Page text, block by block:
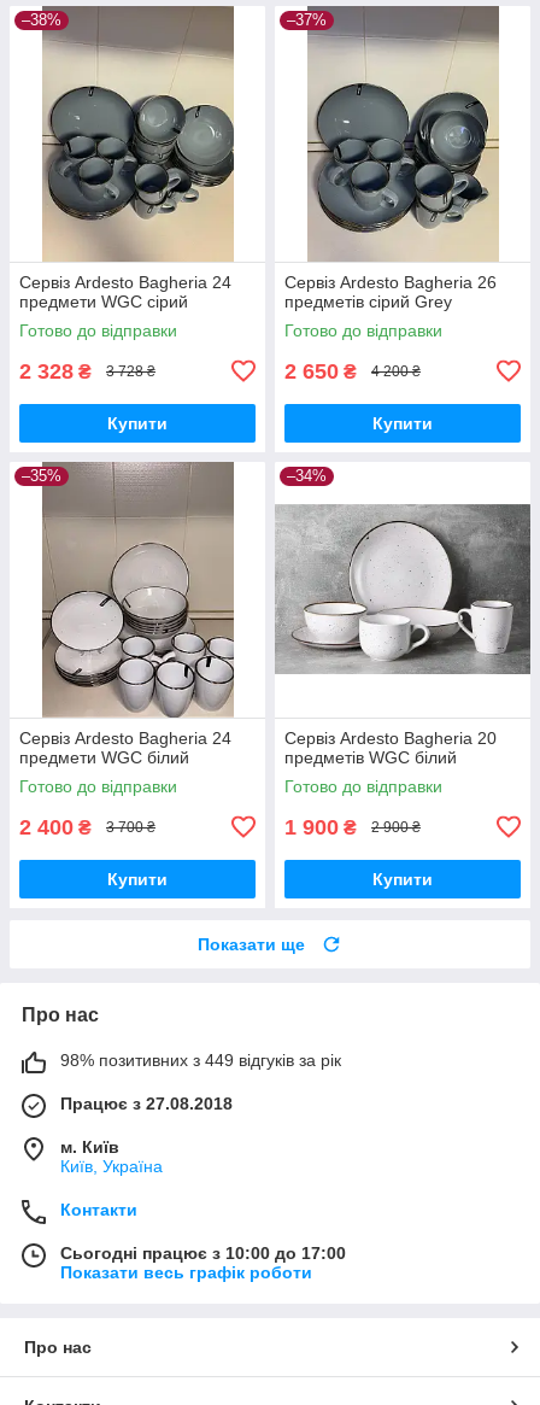
–38%
Сервіз Ardesto Bagheria 24
предмети WGC сірий
Готово до відправки
2 328 ₴ 3 728 ₴
Купити
–37%
Сервіз Ardesto Bagheria 26
предметів сірий Grey
Готово до відправки
2 650 ₴ 4 200 ₴
Купити
–35%
Сервіз Ardesto Bagheria 24
предмети WGC білий
Готово до відправки
2 400 ₴ 3 700 ₴
Купити
–34%
Сервіз Ardesto Bagheria 20
предметів WGC білий
Готово до відправки
1 900 ₴ 2 900 ₴
Купити
Показати ще
Про нас
98% позитивних з 449 відгуків за рік
Працює з 27.08.2018
м. Київ
Київ, Україна
Контакти
Сьогодні працює з 10:00 до 17:00
Показати весь графік роботи
Про нас